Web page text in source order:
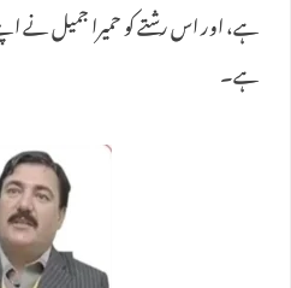
ہے، اور اس رشتے کو حمیرا جمیل نے
ہے۔